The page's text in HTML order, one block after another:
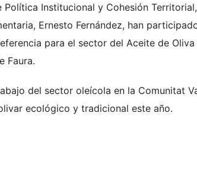
Política Institucional y Cohesión
Ernesto Fernández, han
para el sector del Aceite de
Faura.
del sector oleícola en la Comunitat
ecológico y tradicional este año.